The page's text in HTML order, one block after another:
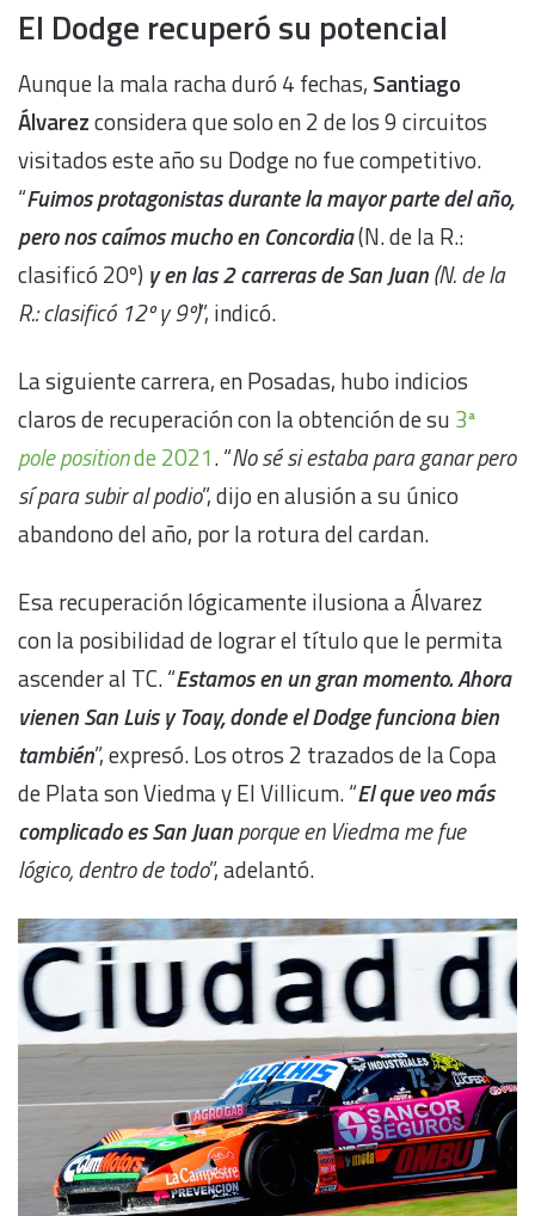
El Dodge recuperó su potencial
Aunque la mala racha duró 4 fechas, Santiago
Álvarezconsidera que solo en 2 de los 9 circuitos
visitados este año su Dodge no fue competitivo.
“Fuimos protagonistas durante la mayor parte del año,
pero nos caímos mucho en Concordia(N. de la R.:
clasificó 20º) y en las 2 carreras de San Juan(N. de la
R.: clasificó 12º y 9º)”, indicó.
La siguiente carrera, en Posadas, hubo indicios
claros de recuperación con la obtención de su 3ª
pole positionde 2021. “No sé si estaba para ganar pero
sí para subir al podio”, dijo en alusión a su único
abandono del año, por la rotura del cardan.
Esa recuperación lógicamente ilusiona a Álvarez
con la posibilidad de lograr el título que le permita
ascender al TC. “Estamos en un gran momento. Ahora
vienen San Luis y Toay, donde el Dodge funciona bien
también”, expresó. Los otros 2 trazados de la Copa
de Plata son Viedma y El Villicum. “El que veo más
complicado es San Juanporque en Viedma me fue
lógico, dentro de todo”, adelantó.